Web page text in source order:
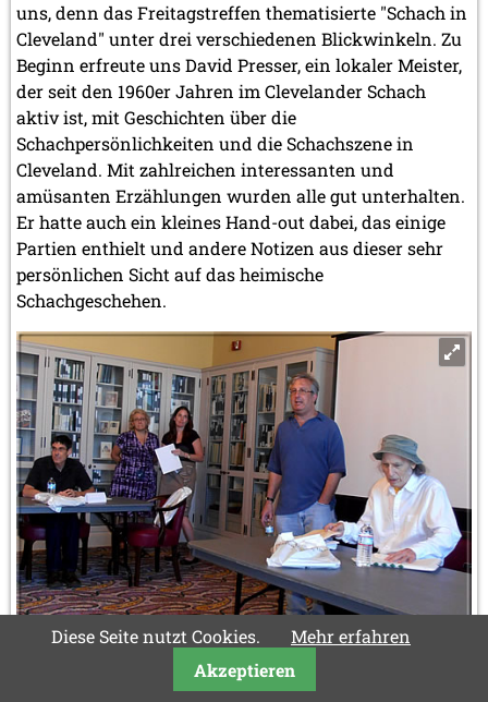
uns, denn das Freitagstreffen thematisierte "Schach in
Cleveland" unter drei verschiedenen Blickwinkeln. Zu
Beginn erfreute uns David Presser, ein lokaler Meister,
der seit den 1960er Jahren im Clevelander Schach
aktiv ist, mit Geschichten über die
Schachpersönlichkeiten und die Schachszene in
Cleveland. Mit zahlreichen interessanten und
amüsanten Erzählungen wurden alle gut unterhalten.
Er hatte auch ein kleines Hand-out dabei, das einige
Partien enthielt und andere Notizen aus dieser sehr
persönlichen Sicht auf das heimische
Schachgeschehen.
Andy stellt David Presser (rechts) vor. Links Robert Coffman und
unsere Gastgeberinnen Pamela Eyerdam und Kelly Ross.
Diese Seite nutzt Cookies.
Mehr erfahren
Akzeptieren